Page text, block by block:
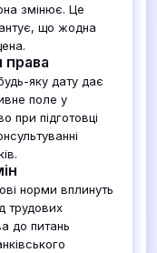
змінює. Це
що жодна
яку дату дає
поле у
підготовці
норми вплинуть
трудових
до питань